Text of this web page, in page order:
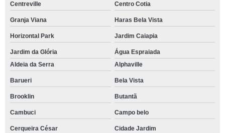
Centreville Centro Cotia
Granja Viana Haras Bela Vista
Horizontal Park Jardim Caiapia
Jardim da Glória
Água Espraiada
Aldeia da Serra
Alphaville
Barueri Bela Vista
Brooklin Butantã
Cambuci Campo belo
Cerqueira César Cidade Jardim